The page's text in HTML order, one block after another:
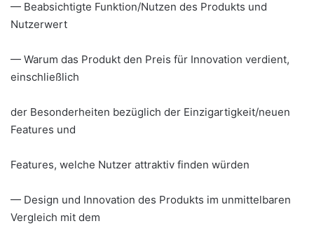
— Beabsichtigte Funktion/Nutzen des Produkts und
Nutzerwert
— Warum das Produkt den Preis für Innovation verdient,
einschließlich
der Besonderheiten bezüglich der Einzigartigkeit/neuen
Features und
Features, welche Nutzer attraktiv finden würden
— Design und Innovation des Produkts im unmittelbaren
Vergleich mit dem